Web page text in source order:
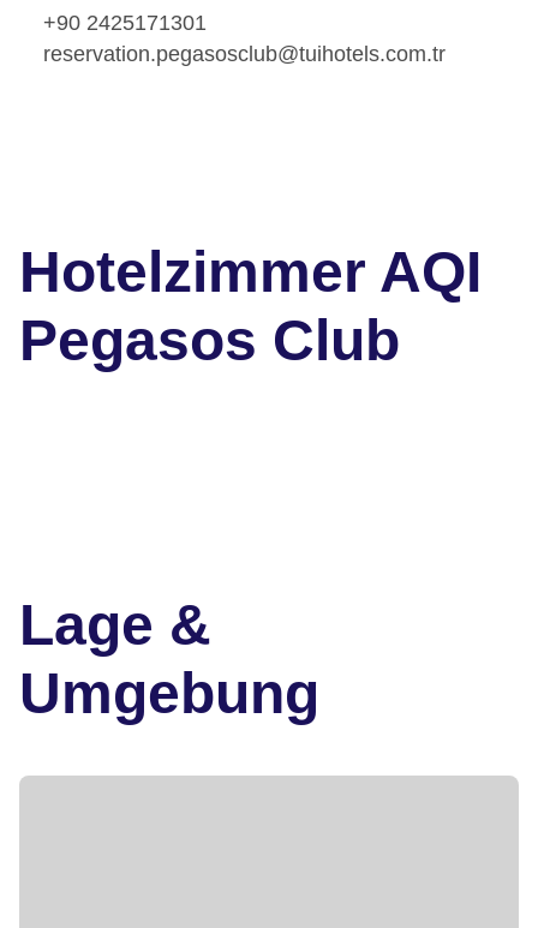
+90 2425171301
reservation.pegasosclub@tuihotels.com.tr
Hotelzimmer AQI
Pegasos Club
Lage &
Umgebung